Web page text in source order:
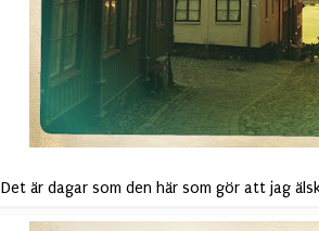
Det är dagar som den här som gör att jag